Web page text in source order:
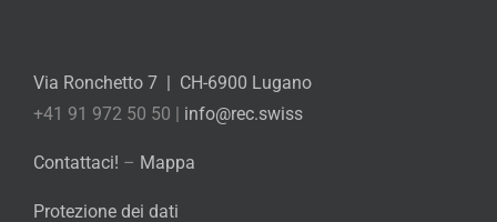
Via Ronchetto 7 | CH-6900 Lugano
+41 91 972 50 50 | info@rec.swiss
Contattaci! – Mappa
Protezione dei dati